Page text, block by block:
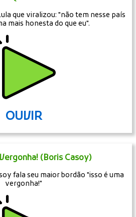
que viralizou: "não tem nesse país
mais honesta do que eu".
OUVIR
(Boris Casoy)
fala seu maior bordão "isso é uma
vergonha!"